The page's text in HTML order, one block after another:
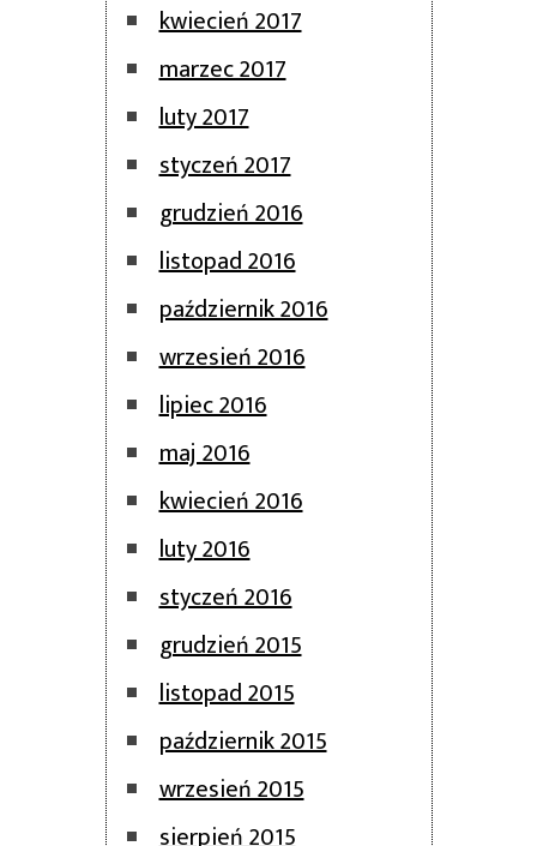
kwiecień 2017
marzec 2017
luty 2017
styczeń 2017
grudzień 2016
listopad 2016
październik 2016
wrzesień 2016
lipiec 2016
maj 2016
kwiecień 2016
luty 2016
styczeń 2016
grudzień 2015
listopad 2015
październik 2015
wrzesień 2015
sierpień 2015